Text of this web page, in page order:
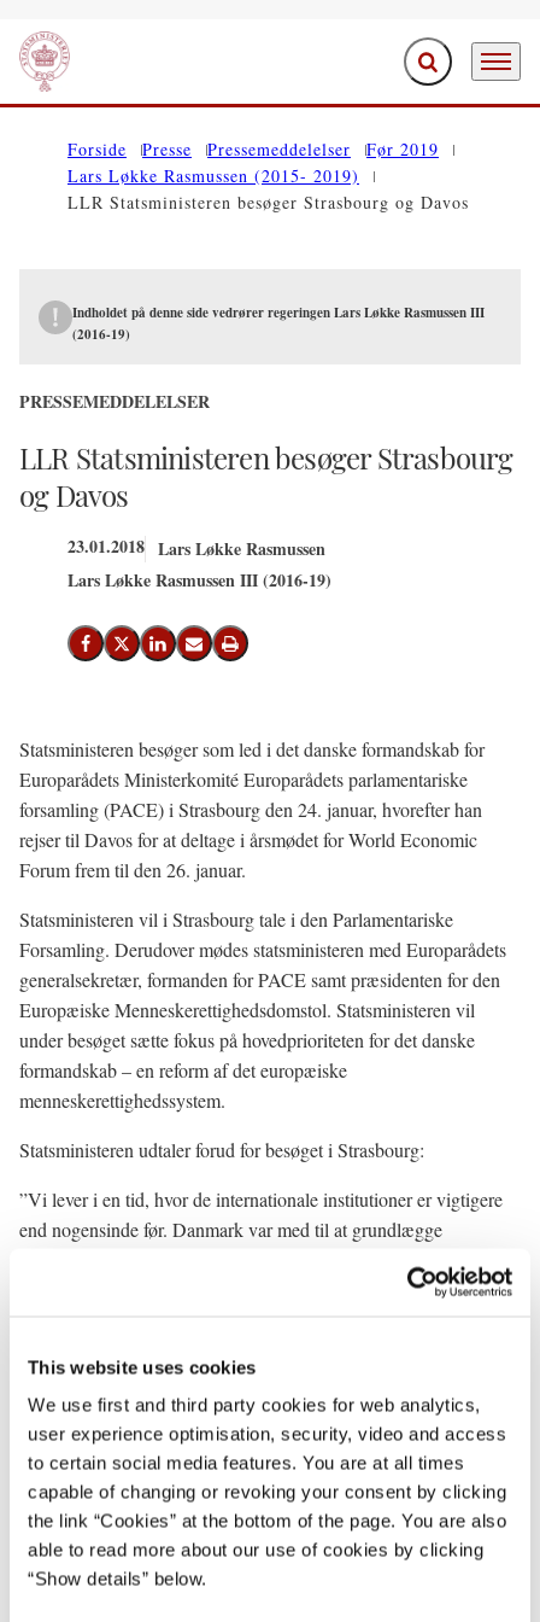
This website uses cookies
We use first and third party cookies for web analytics,
user experience optimisation, security, video and access
to certain social media features. You are at all times
capable of changing or revoking your consent by clicking
the link “Cookies” at the bottom of the page. You are also
able to read more about our use of cookies by clicking
“Show details” below.
Gå til forsiden Fold søgefelt ud
Menu
Forside Presse Pressemeddelelser
Før 2019
Lars Løkke Rasmussen (2015- 2019)
LLR Statsministeren besøger Strasbourg og Davos
Indholdet på denne side vedrører regeringen Lars Løkke Rasmussen III
(2016-19)
PRESSEMEDDELELSER
LLR Statsministeren besøger Strasbourg
og Davos
23.01.2018 Lars Løkke Rasmussen
Lars Løkke Rasmussen III (2016-19)
Del på Facebook
Del på X (Twitter)
Del på LinkedIn
Send email
Print
Statsministeren besøger som led i det danske formandskab for
Europarådets Ministerkomité Europarådets parlamentariske
forsamling (PACE) i Strasbourg den 24. januar, hvorefter han
rejser til Davos for at deltage i årsmødet for World Economic
Forum frem til den 26. januar.
Statsministeren vil i Strasbourg tale i den Parlamentariske
Forsamling. Derudover mødes statsministeren med Europarådets
generalsekretær, formanden for PACE samt præsidenten for den
Europæiske Menneskerettighedsdomstol. Statsministeren vil
under besøget sætte fokus på hovedprioriteten for det danske
formandskab – en reform af det europæiske
menneskerettighedssystem.
Statsministeren udtaler forud for besøget i Strasbourg:
”Vi lever i en tid, hvor de internationale institutioner er vigtigere
end nogensinde før. Danmark var med til at grundlægge
værdier, vores samfund bygger på. Det kræver reformer at sikre
Det er regeringens holdning, at kriminelle udlændinge i videst
muligt omfang skal udvises af Danmark. Og vi har rejst en kritisk
diskussion af Den Europæiske Menneskerettighedsdomstols
fortolkning af konventionen, fordi den i nogle sager har ført til en
urimelig situation.
Der er tegn på, at Menneskerettighedsdomstolen allerede lytter og
er på vej i den rigtige retning. Det er positivt. Den udvikling skal